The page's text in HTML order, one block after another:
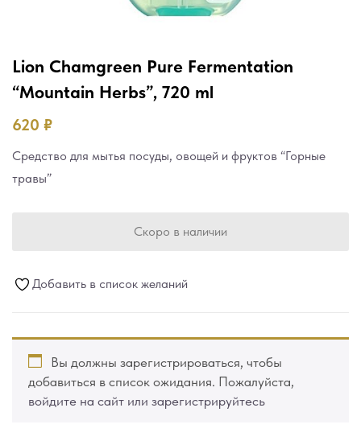
Lion Chamgreen Pure Fermentation
“Mountain Herbs”, 720 ml
620 ₽
Средство для мытья посуды, овощей и фруктов “Горные
травы”
Скоро в наличии
Добавить в список желаний
Вы должны зарегистрироваться, чтобы
добавиться в список ожидания. Пожалуйста,
войдите на сайт или зарегистрируйтесь